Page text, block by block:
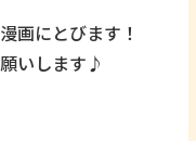
画にとびます！
いします♪